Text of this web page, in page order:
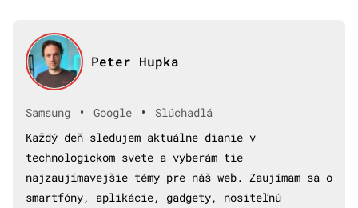
Peter Hupka
Samsung • Google •
Slúchadlá
Každý deň sledujem aktuálne dianie v
technologickom svete a vyberám tie
najzaujímavejšie témy pre náš web. Zaujímam sa o
smartfóny, aplikácie, gadgety, nositeľnú